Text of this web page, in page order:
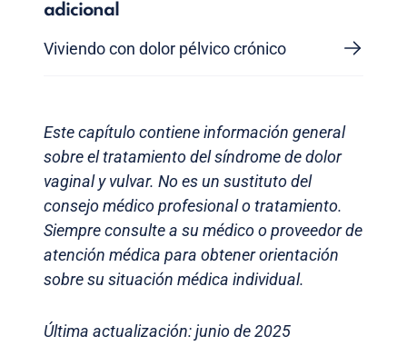
adicional
Viviendo con dolor pélvico crónico
Este capítulo contiene información general
sobre el tratamiento del síndrome de dolor
vaginal y vulvar. No es un sustituto del
consejo médico profesional o tratamiento.
Siempre consulte a su médico o proveedor de
atención médica para obtener orientación
sobre su situación médica individual.
Última actualización: junio de 2025